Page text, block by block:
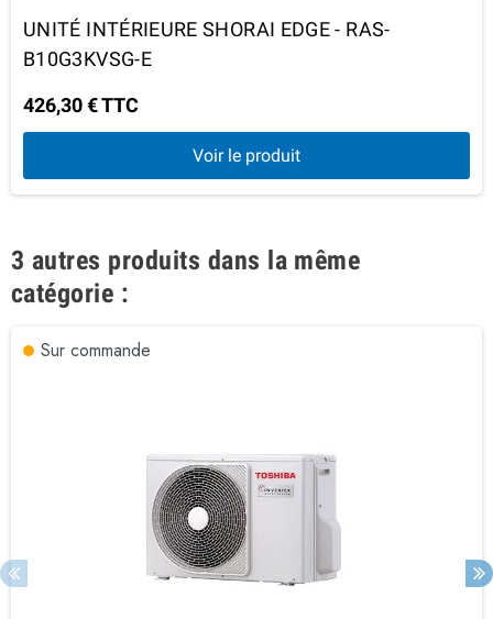
UNITÉ INTÉRIEURE SHORAI EDGE - RAS-
B10G3KVSG-E
426,30 € TTC
Voir le produit
3 autres produits dans la même
catégorie :
Sur commande